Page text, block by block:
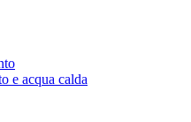
e acqua calda